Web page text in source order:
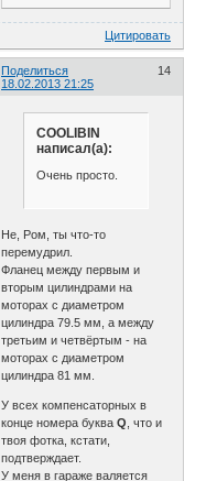
Цитировать
Поделиться
14
18.02.2013 21:25
COOLIBIN
написал(а):
Очень просто.
Не, Ром, ты что-то
перемудрил.
Фланец между первым и
вторым цилиндрами на
моторах с диаметром
цилиндра 79.5 мм, а между
третьим и четвёртым - на
моторах с диаметром
цилиндра 81 мм.
У всех компенсаторных в
конце номера букваQ , что и
твоя фотка, кстати,
подтверждает.
У меня в гараже валяется